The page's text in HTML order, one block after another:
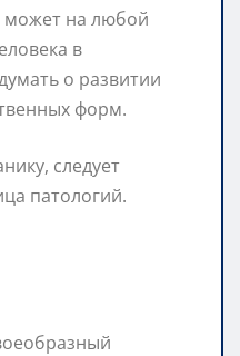
может на любой
в
о развитии
форм.
следует
патологий.